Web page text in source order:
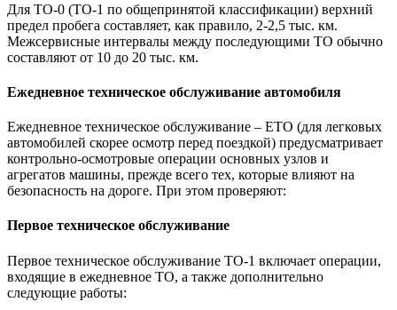
Для ТО-0 (ТО-1 по общепринятой классификации) верхний
предел пробега составляет, как правило, 2-2,5 тыс. км.
Межсервисные интервалы между последующими ТО обычно
составляют от 10 до 20 тыс. км.
Ежедневное техническое обслуживание автомобиля
Ежедневное техническое обслуживание – ЕТО (для легковых
автомобилей скорее осмотр перед поездкой) предусматривает
контрольно-осмотровые операции основных узлов и
агрегатов машины, прежде всего тех, которые влияют на
безопасность на дороге. При этом проверяют:
Первое техническое обслуживание
Первое техническое обслуживание ТО-1 включает операции,
входящие в ежедневное ТО, а также дополнительно
следующие работы: